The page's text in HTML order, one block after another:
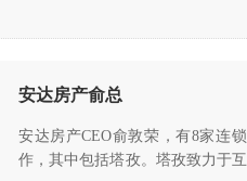
安达房产俞总
安达房产CEO俞敦荣，有8家连
作，其中包括塔孜。塔孜致力于